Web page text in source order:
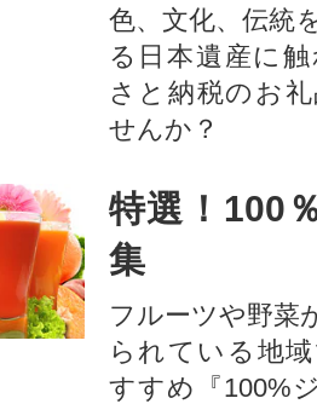
色、文化、伝統
る日本遺産に
さと納税のお
せんか？​​​
特選！100
集
フルーツや野菜
られている地
すすめ『100%